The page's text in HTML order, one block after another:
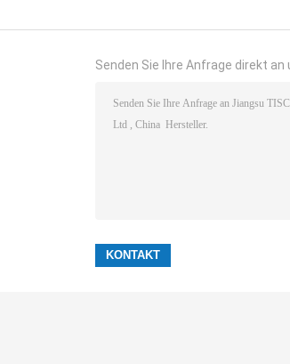
Senden Sie Ihre Anfrage direkt an